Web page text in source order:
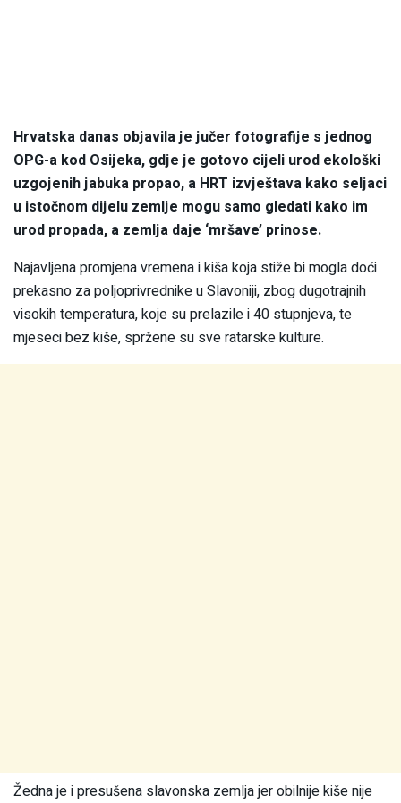
Hrvatska danas objavila je jučer fotografije s jednog
OPG-a kod Osijeka, gdje je gotovo cijeli urod ekološki
uzgojenih jabuka propao, a HRT izvještava kako seljaci
u istočnom dijelu zemlje mogu samo gledati kako im
urod propada, a zemlja daje ‘mršave’ prinose.
Najavljena promjena vremena i kiša koja stiže bi mogla doći
prekasno za poljoprivrednike u Slavoniji, zbog dugotrajnih
visokih temperatura, koje su prelazile i 40 stupnjeva, te
mjeseci bez kiše, spržene su sve ratarske kulture.
Žedna je i presušena slavonska zemlja jer obilnije kiše nije